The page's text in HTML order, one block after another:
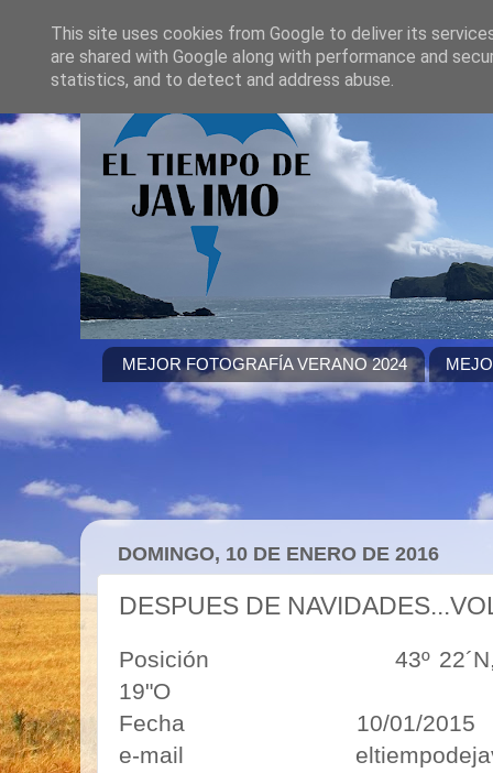
MEJOR FOTOGRAFÍA VERANO 2024
DOMINGO, 10 DE ENERO DE 2016
DESPUES DE
Posición 43º 22´N,
19"O
Fecha 10/01/2015
e-mail
This site uses cookies from Google to deliver its
are shared with Google along with performance and
statistics, and to detect and address abuse.